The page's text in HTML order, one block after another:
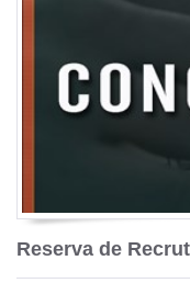
Reserva de